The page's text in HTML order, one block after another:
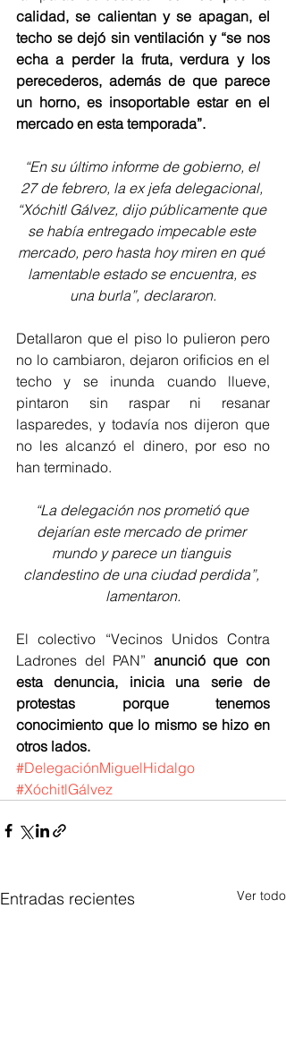
calidad, se calientan y se apagan, el
techo se dejó sin ventilación y “se nos
echa a perder la fruta, verdura y los
perecederos, además de que parece
un horno, es insoportable estar en el
mercado en esta temporada”.
“En su último informe de gobierno, el
27 de febrero, la ex jefa delegacional,
“Xóchitl Gálvez, dijo públicamente que
se había entregado impecable este
mercado, pero hasta hoy miren en qué
lamentable estado se encuentra, es
una burla”, declararon.
Detallaron que el piso lo pulieron pero
no lo cambiaron, dejaron orificios en el
techo y se inunda cuando llueve,
pintaron sin raspar ni resanar
lasparedes, y todavía nos dijeron que
no les alcanzó el dinero, por eso no
han terminado.
“La delegación nos prometió que
dejarían este mercado de primer
mundo y parece un tianguis
clandestino de una ciudad perdida”,
lamentaron.
El colectivo “Vecinos Unidos Contra
Ladrones del PAN” anunció que con
esta denuncia, inicia una serie de
protestas porque tenemos
conocimiento que lo mismo se hizo en
otros lados.
#DelegaciónMiguelHidalgo
#XóchitlGálvez
Entradas recientes Ver todo